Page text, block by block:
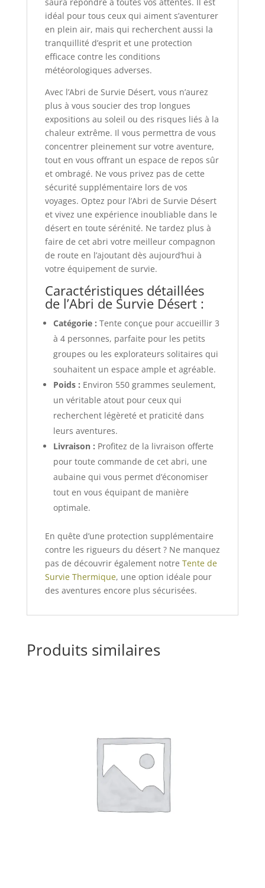
saura répondre à toutes vos attentes. Il est
idéal pour tous ceux qui aiment s’aventurer
en plein air, mais qui recherchent aussi la
tranquillité d’esprit et une protection
efficace contre les conditions
météorologiques adverses.
Avec l’Abri de Survie Désert, vous n’aurez
plus à vous soucier des trop longues
expositions au soleil ou des risques liés à la
chaleur extrême. Il vous permettra de vous
concentrer pleinement sur votre aventure,
tout en vous offrant un espace de repos sûr
et ombragé. Ne vous privez pas de cette
sécurité supplémentaire lors de vos
voyages. Optez pour l’Abri de Survie Désert
et vivez une expérience inoubliable dans le
désert en toute sérénité. Ne tardez plus à
faire de cet abri votre meilleur compagnon
de route en l’ajoutant dès aujourd’hui à
votre équipement de survie.
Caractéristiques détaillées
de l’Abri de Survie Désert :
Catégorie : Tente conçue pour accueillir 3
à 4 personnes, parfaite pour les petits
groupes ou les explorateurs solitaires qui
souhaitent un espace ample et agréable.
Poids : Environ 550 grammes seulement,
un véritable atout pour ceux qui
recherchent légèreté et praticité dans
leurs aventures.
Livraison : Profitez de la livraison offerte
pour toute commande de cet abri, une
aubaine qui vous permet d’économiser
tout en vous équipant de manière
optimale.
En quête d’une protection supplémentaire
contre les rigueurs du désert ? Ne manquez
pas de découvrir également notre Tente de
Survie Thermique, une option idéale pour
des aventures encore plus sécurisées.
Produits similaires